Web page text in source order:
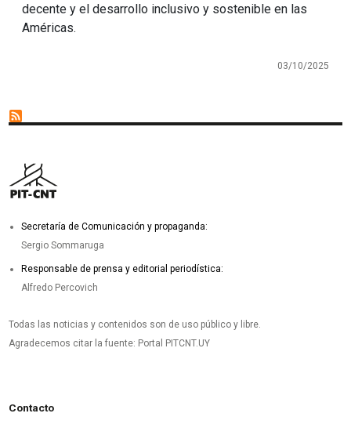
decente y el desarrollo inclusivo y sostenible en las
Américas.
03/10/2025
Secretaría de Comunicación y propaganda:
Sergio Sommaruga
Responsable de prensa y editorial periodística:
Alfredo Percovich
Todas las noticias y contenidos son de uso público y libre.
Agradecemos citar la fuente: Portal PITCNT.UY
Contacto